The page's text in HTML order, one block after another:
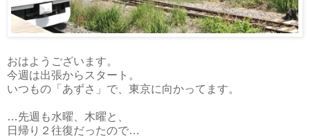
おはようございます。
今週は出張からスタート。
いつもの「あずさ」で、東京に向かってます。
…先週も水曜、木曜と、
日帰り２往復だったので…